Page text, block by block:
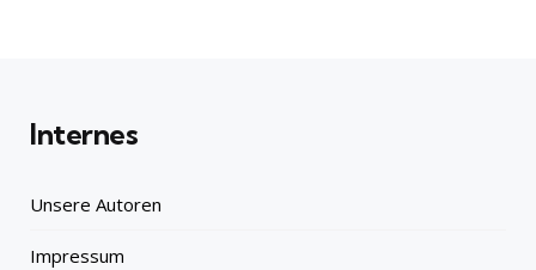
Internes
Unsere Autoren
Impressum